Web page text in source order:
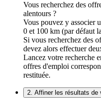
Vous recherchez des
alentours ?
Vous pouvez y associer
0 et 100 km (par défaut
Si vous recherchez des
devez alors effectuer
Lancez votre recherche
offres d'emploi
restituée.
2. Affiner les résultats de